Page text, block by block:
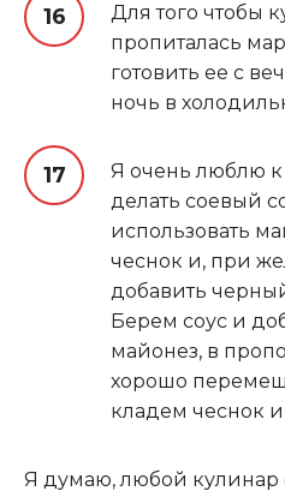
Для того чтобы
пропиталась
готовить ее с
ночь в
Я очень люблю
делать соевый
использовать
чеснок и, при
добавить
Берем соус и
майонез, в
хорошо
кладем чеснок
Я думаю, любой кулинар